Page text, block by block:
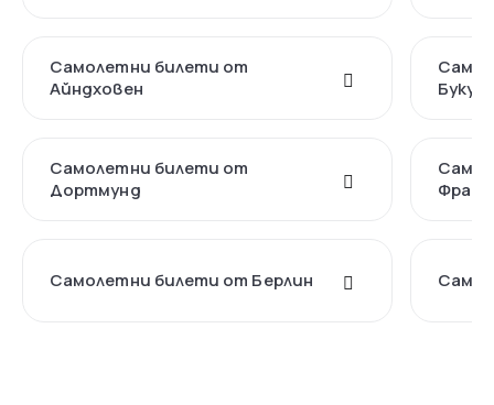
Самолетни билети от
Айндховен
Самолетни билети от
Дортмунд
Самолетни билети от Берлин